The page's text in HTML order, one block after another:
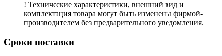
! Технические характеристики, внешний вид и
комплектация товара могут быть изменены фирмой-
производителем без предварительного уведомления.
Сроки поставки